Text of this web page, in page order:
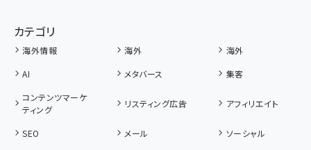
カテゴリ
海外情報 海外
海外
AI
メタバース
集客
コンテンツマーケ
ティング
リスティング広告 アフィリエイト
SEO メール
ソーシャル